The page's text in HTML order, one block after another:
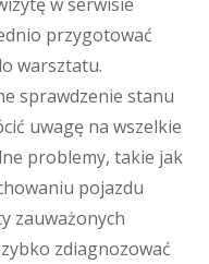
przygotować
warsztatu.
sprawdzenie stanu
uwagę na wszelkie
problemy, takie jak
pojazdu
zauważonych
zdiagnozować